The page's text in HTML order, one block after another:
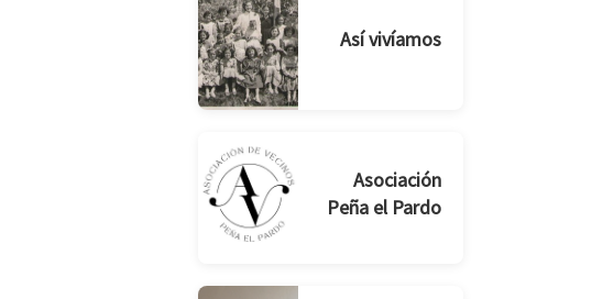
Así vivíamos
Asociación
Peña el Pardo